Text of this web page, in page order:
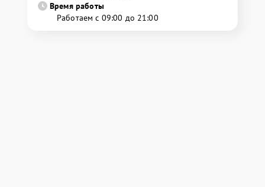
Время работы
Работаем с 09:00 до 21:00